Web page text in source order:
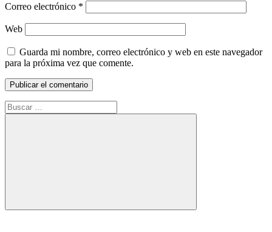
Correo electrónico *
Web
Guarda mi nombre, correo electrónico y web en este navegador
para la próxima vez que comente.
Buscar:
Buscar